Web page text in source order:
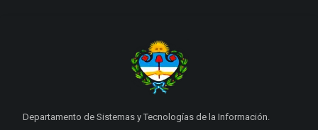
Departamento de Sistemas y Tecnologías de la Información.